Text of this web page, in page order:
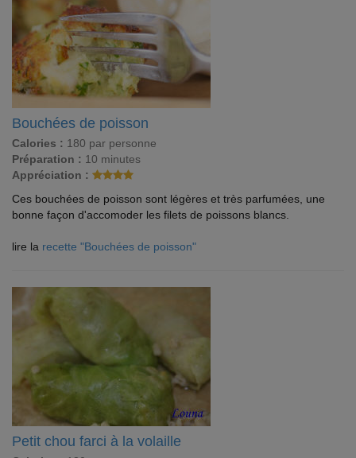
Bouchées de poisson
Calories : 180 par personne
Préparation : 10 minutes
Appréciation :
Ces bouchées de poisson sont légères et très parfumées, une
bonne façon d'accomoder les filets de poissons blancs.
lire la recette "Bouchées de poisson"
Petit chou farci à la volaille